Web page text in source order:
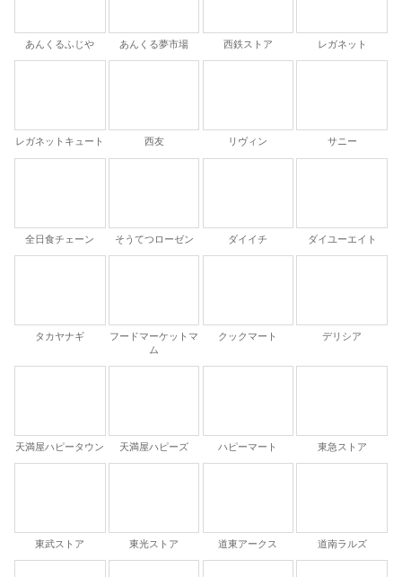
あんくるふじや あんくる夢市場 西鉄ストア レガネット
レガネットキュート 西友 リヴィン サニー
全日食チェーン そうてつローゼン ダイイチ ダイユーエイト
タカヤナギ
フードマーケットマ
ム
クックマート デリシア
天満屋ハピータウン 天満屋ハピーズ ハピーマート 東急ストア
東武ストア 東光ストア 道東アークス 道南ラルズ